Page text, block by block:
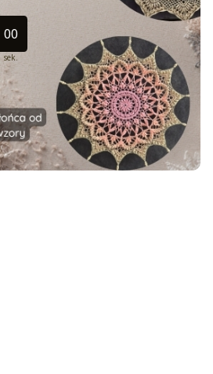
08-30 23:49:00
00
sek.